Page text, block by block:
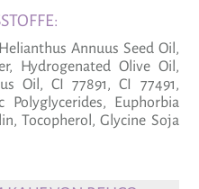
Annuus Seed Oil,
Hydrogenated Olive Oil,
Oil, CI 77891, CI 77491,
Polyglycerides, Euphorbia
Tocopherol, Glycine Soja